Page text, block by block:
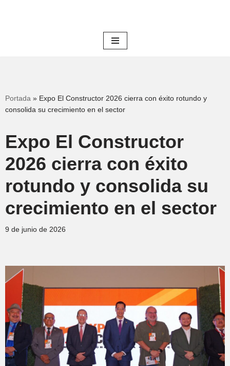
Portada » Expo El Constructor 2026 cierra con éxito rotundo y
consolida su crecimiento en el sector
Expo El Constructor
2026 cierra con éxito
rotundo y consolida su
crecimiento en el sector
9 de junio de 2026